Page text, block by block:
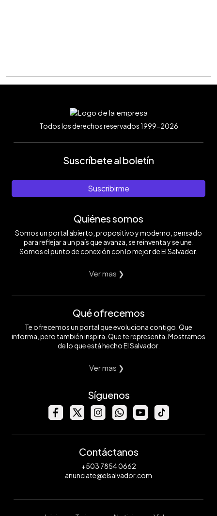
Todos los derechos reservados 1999-2026
Suscríbete al boletín
Suscribirme
Quiénes somos
Somos un portal abierto, propositivo y moderno, pensado
para reflejar a un país que avanza, se reinventa y se une.
Somos el punto de conexión con lo mejor de El Salvador.
Ver mas ❯
Qué ofrecemos
Te ofrecemos un portal que evoluciona contigo. Que
informa, pero también inspira. Que te representa. Mostramos
de lo que está hecho El Salvador.
Ver mas ❯
Síguenos
Contáctanos
+503 7854 0662
anunciate@elsalvador.com